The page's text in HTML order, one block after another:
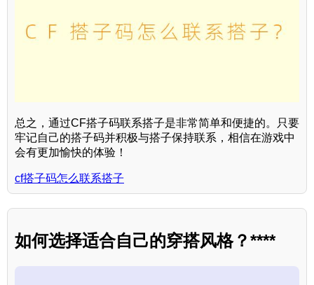
总之，通过CF搭子码联系搭子是非常简单和便捷的。只要
牢记自己的搭子码并积极与搭子保持联系，相信在游戏中
会有更加愉快的体验！
cf搭子码怎么联系搭子
如何选择适合自己的穿搭风格？****